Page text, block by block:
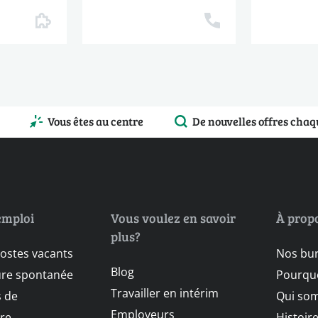
Vous êtes au centre De nouvelles offres
vacants
spontanée
de
Vous voulez en savoir
plus?
Blog
Travailler en intérim
Employeurs
À
Nos
Qui